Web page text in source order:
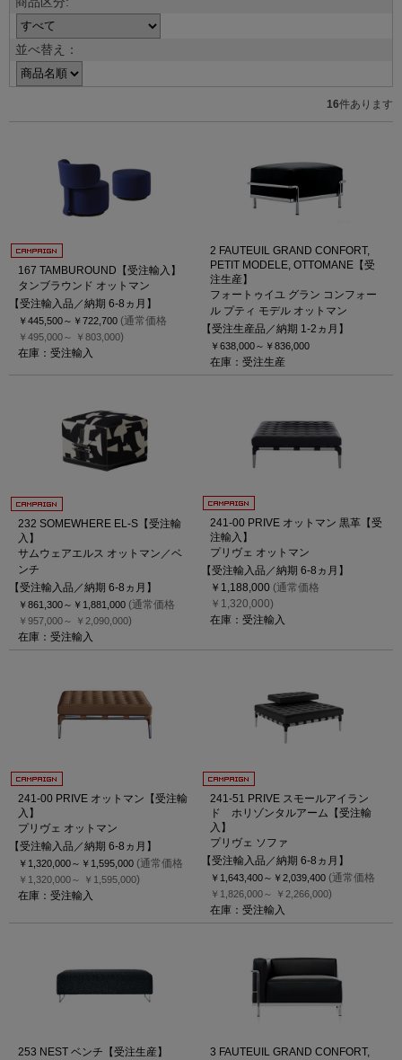
並べ替え：
16件あります
167 TAMBUROUND【受注輸入】
タンブラウンド オットマン
【受注輸入品／納期 6-8ヵ月】
￥445,500～ ￥722,700 (通常価格
￥495,000～ ￥803,000)
在庫：受注輸入
2 FAUTEUIL GRAND CONFORT,
PETIT MODELE, OTTOMANE【受
注生産】
フォートゥイユ グラン コンフォー
ル プティ モデル オットマン
【受注生産品／納期 1-2ヵ月】
￥638,000～ ￥836,000
在庫：受注生産
232 SOMEWHERE EL-S【受注輸
入】
サムウェアエルス オットマン／ベ
ンチ
【受注輸入品／納期 6-8ヵ月】
￥861,300～ ￥1,881,000 (通常価格
￥957,000～ ￥2,090,000)
在庫：受注輸入
241-00 PRIVE オットマン 黒革【受
注輸入】
プリヴェ オットマン
【受注輸入品／納期 6-8ヵ月】
￥1,188,000 (通常価格
￥1,320,000)
在庫：受注輸入
241-00 PRIVE オットマン【受注輸
入】
プリヴェ オットマン
【受注輸入品／納期 6-8ヵ月】
￥1,320,000～ ￥1,595,000 (通常価格
￥1,320,000～ ￥1,595,000)
在庫：受注輸入
241-51 PRIVE スモールアイラン
ド ホリゾンタルアーム【受注輸
入】
プリヴェ ソファ
【受注輸入品／納期 6-8ヵ月】
￥1,643,400～ ￥2,039,400 (通常価格
￥1,826,000～ ￥2,266,000)
在庫：受注輸入
253 NEST ベンチ【受注生産】
3 FAUTEUIL GRAND CONFORT,